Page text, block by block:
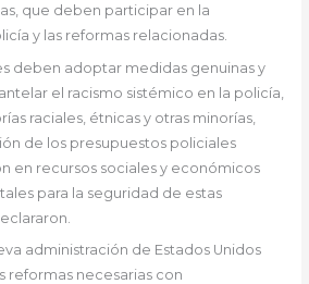
que deben participar en la
y las reformas relacionadas.
deben adoptar medidas genuinas y
el racismo sistémico en la policía,
raciales, étnicas y otras minorías,
de los presupuestos policiales
en recursos sociales y económicos
para la seguridad de estas
administración de Estados Unidos
reformas necesarias con